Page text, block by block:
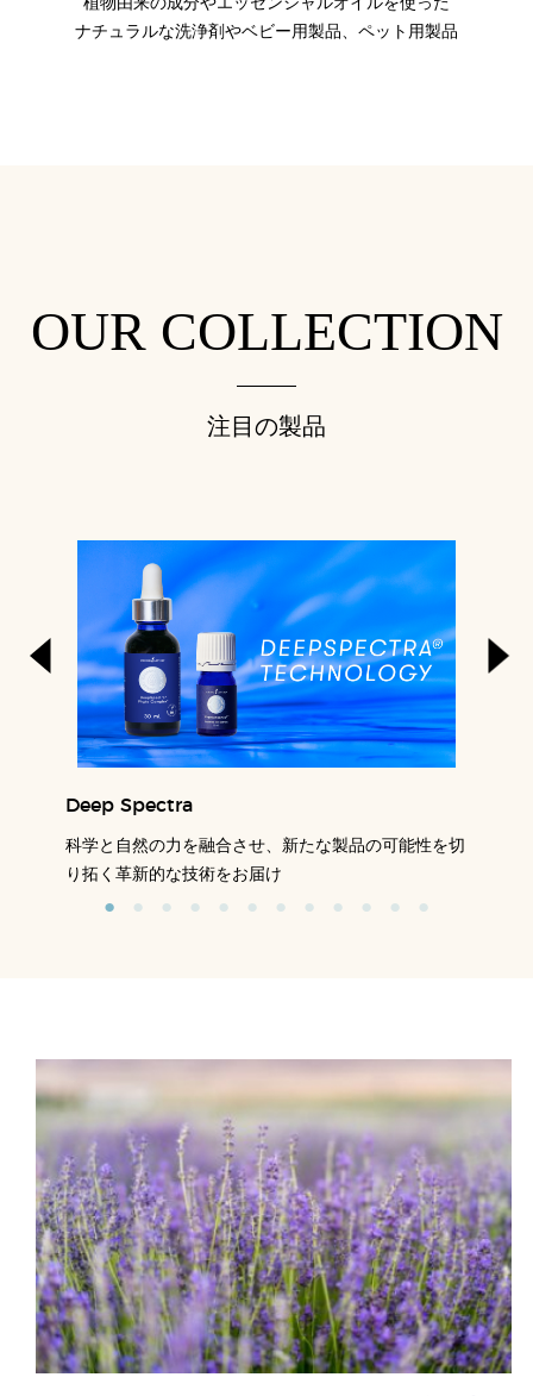
植物由来の成分やエッセンシャルオイルを使った
ナチュラルな洗浄剤やベビー用製品、ペット用製品
OUR COLLECTION
注目の製品
Deep Spectra
科学と自然の力を融合させ、新たな製品の可能性を切
り拓く革新的な技術をお届け